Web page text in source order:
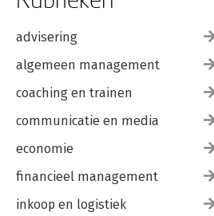
advisering
algemeen management
coaching en trainen
communicatie en media
economie
financieel management
inkoop en logistiek